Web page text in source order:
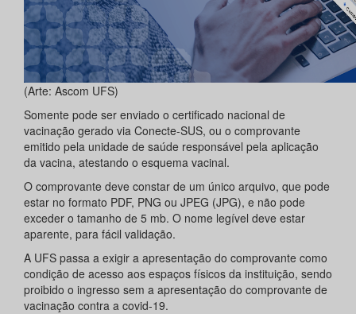
(Arte: Ascom UFS)
Somente pode ser enviado o certificado nacional de
vacinação gerado via Conecte-SUS, ou o comprovante
emitido pela unidade de saúde responsável pela aplicação
da vacina, atestando o esquema vacinal.
O comprovante deve constar de um único arquivo, que pode
estar no formato PDF, PNG ou JPEG (JPG), e não pode
exceder o tamanho de 5 mb. O nome legível deve estar
aparente, para fácil validação.
A UFS passa a exigir a apresentação do comprovante como
condição de acesso aos espaços físicos da instituição, sendo
proibido o ingresso sem a apresentação do comprovante de
vacinação contra a covid-19.